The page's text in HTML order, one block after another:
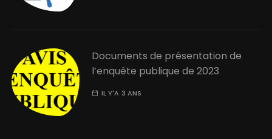
Documents de présentation de
l’enquête publique de 2023
IL Y'A 3 ANS